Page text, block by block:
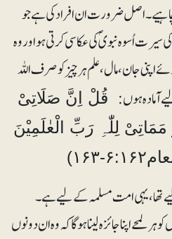
۔ اصل ضرورت ان افراد کی ہے جو
اُسوہ نبویؐ کی عکاسی کرتی ہو اور وہ
اپنی جان ، مال، علم ہر چیز کو صرف اللہ
آمادہ ہوں:قُلْ اِنَّ صَلَاتِیْ
لِلّٰہِ رَبِّ الْعٰلَمِیْنَ
تھا ، یہی امت مسلمہ کے لیے ہے ۔
لمحے اپنا جائزہ لینا ہو گا کہ وہ ان دونوں